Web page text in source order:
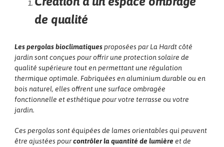
de qualité
Les pergolas bioclimatiquesproposées par La Hardt côté
jardin sont conçues pour offrir une protection solaire de
qualité supérieure tout en permettant une régulation
thermique optimale. Fabriquées en aluminium durable ou en
bois naturel, elles offrent une surface ombragée
fonctionnelle et esthétique pour votre terrasse ou votre
jardin.
Ces pergolas sont équipées de lames orientables qui peuvent
être ajustées pourcontrôler la quantité de lumière et de